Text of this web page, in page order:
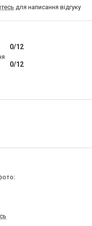
для написання відгуку
0/12
0/12